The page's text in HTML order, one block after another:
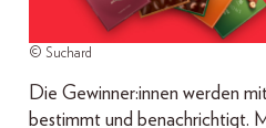
© Suchard
Die Gewinner:innen werden
bestimmt und benachrichtigt.